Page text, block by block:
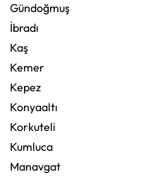
Gündoğmuş
İbradı
Kaş
Kemer
Kepez
Konyaaltı
Korkuteli
Kumluca
Manavgat